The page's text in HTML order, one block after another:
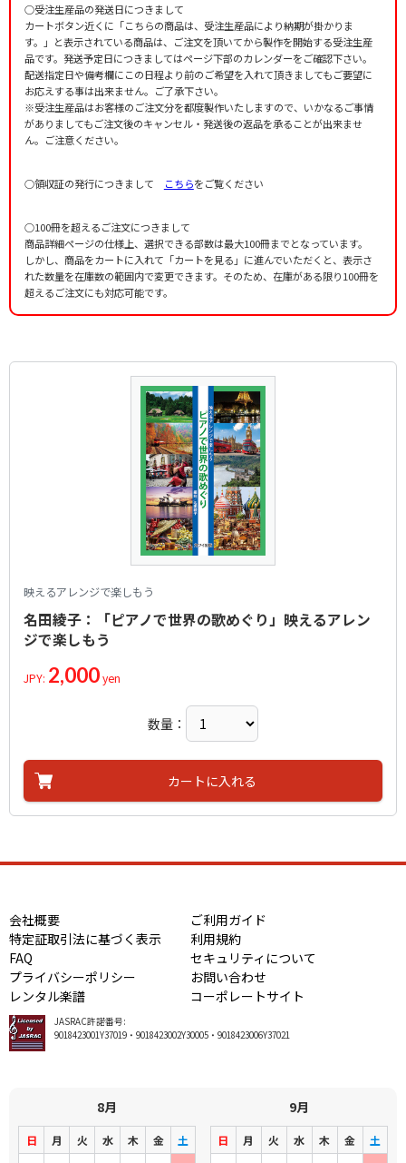
○受注生産品の発送日につきまして
カートボタン近くに「こちらの商品は、受注生産品により納期が掛かりま
す。」と表示されている商品は、ご注文を頂いてから製作を開始する受注生産
品です。発送予定日につきましてはページ下部のカレンダーをご確認下さい。
配送指定日や備考欄にこの日程より前のご希望を入れて頂きましてもご要望に
お応えする事は出来ません。ご了承下さい。
※受注生産品はお客様のご注文分を都度製作いたしますので、いかなるご事情
がありましてもご注文後のキャンセル・発送後の返品を承ることが出来ませ
ん。ご注意ください。
○領収証の発行につきまして こちらをご覧ください
○100冊を超えるご注文につきまして
商品詳細ページの仕様上、選択できる部数は最大100冊までとなっています。
しかし、商品をカートに入れて「カートを見る」に進んでいただくと、表示さ
れた数量を在庫数の範囲内で変更できます。そのため、在庫がある限り100冊を
超えるご注文にも対応可能です。
映えるアレンジで楽しもう
名田綾子：「ピアノで世界の歌めぐり」映えるアレン
ジで楽しもう
JPY: 2,000yen
数量：
カートに入れる
会社概要
ご利用ガイド
特定証取引法に基づく表示
利用規約
FAQ
セキュリティについて
プライバシーポリシー
お問い合わせ
レンタル楽譜
コーポレートサイト
JASRAC許諾番号:
9018423001Y37019・9018423002Y30005・9018423006Y37021
8月
日 月 火 水 木 金
土
9月
日 月 火 水 木 金
土